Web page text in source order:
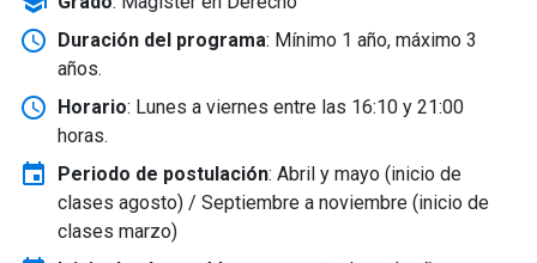
schedule Duración del programa: Mínimo 1 año, máximo 3
años.
schedule Horario: Lunes a viernes entre las 16:10 y 21:00
horas.
event Periodo de postulación: Abril y mayo (inicio de
clases agosto) / Septiembre a noviembre (inicio de
clases marzo)